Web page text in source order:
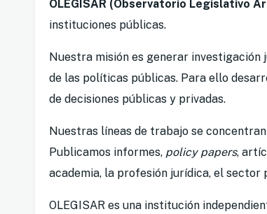
OLEGISAR (Observatorio Legislativo
instituciones públicas.
Nuestra misión es generar
de las políticas públicas. Para ello
de decisiones públicas y privadas.
Nuestras líneas de trabajo se
Publicamos informes, policy papers,
academia, la profesión jurídica, el
OLEGISAR es una institución